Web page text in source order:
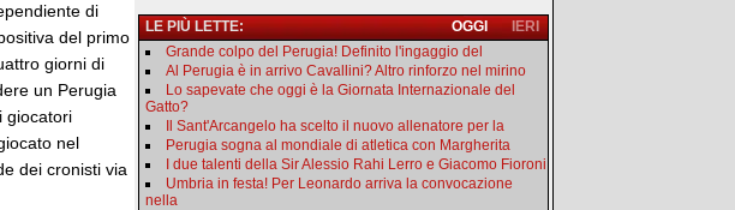
di
del primo
giorni di
un Perugia
giocatori
nel
dei cronisti via
LE PIÙ LETTE: IERI
OGGI
Grande colpo del Perugia! Definito l'ingaggio del
Al Perugia è in arrivo Cavallini? Altro rinforzo nel mirino
Lo sapevate che oggi è la Giornata Internazionale del
Gatto?
Il Sant'Arcangelo ha scelto il nuovo allenatore per la
Perugia sogna al mondiale di atletica con Margherita
I due talenti della Sir Alessio Rahi Lerro e Giacomo Fioroni
Umbria in festa! Per Leonardo arriva la convocazione
nella